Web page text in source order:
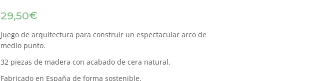
29,50€
Juego de arquitectura para construir un espectacular arco de
medio punto.
32 piezas de madera con acabado de cera natural.
Fabricado en España de forma sostenible.